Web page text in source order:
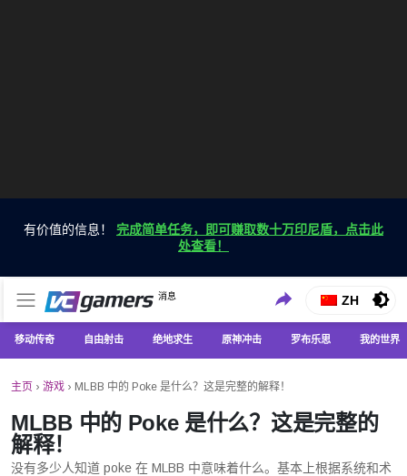
有价值的信息！ 完成简单任务，即可赚取数十万印尼盾，点击此
处查看！
VC游戏新闻
消息
仅在 VCGamers 获取最新的游戏新闻
ZH
移动传奇 自由射击 绝地求生 原神冲击 罗布乐思 我的世界
主页 › 游戏 › MLBB 中的 Poke 是什么？这是完整的解释！
MLBB 中的 Poke 是什么？这是完整的
解释！
没有多少人知道 poke 在 MLBB 中意味着什么。基本上根据系统和术